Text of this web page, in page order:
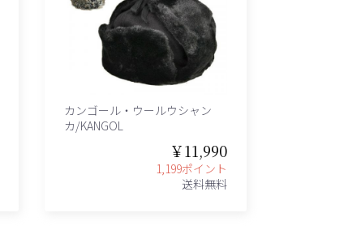
カンゴール・ウールウシャン
カ/KANGOL
￥11,990
1,199ポイント
送料無料